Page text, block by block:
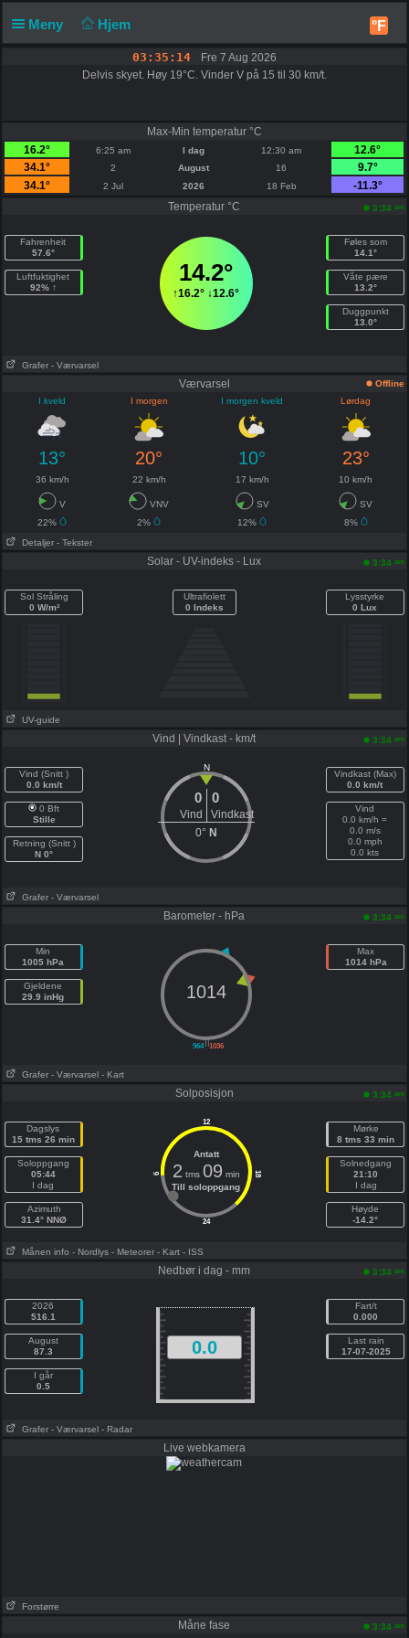
Meny Hjem °F
03:35:14
Fre 7 Aug 2026
Delvis skyet. Høy 19°C. Vinder V på 15 til 30 km/t.
Max-Min temperatur °C
16.2°
6:25 am I dag 12:30 am
12.6°
34.1°
2 August 16
9.7°
34.1°
2 Jul 2026 18 Feb
-11.3°
Temperatur °C
3:34 am
Fahrenheit
57.6°
Luftfuktighet
92% ↑
14.2°
↑16.2° ↓12.6°
Føles som
14.1°
Våte pære
13.2°
Duggpunkt
13.0°
Grafer - Værvarsel
Værvarsel
Offline
I kveld
I morgen I morgen kveld Lørdag
13° 20° 10° 23°
36 km/h 22 km/h 17 km/h 10 km/h
V VNV SV
SV
22%
2% 12%
8%
Detaljer - Tekster
Solar - UV-indeks - Lux 3:34 am
Sol Stråling
0 W/m²
Ultrafiolett
0 Indeks
Lysstyrke
0 Lux
UV-guide
Vind | Vindkast - km/t 3:34 am
Vind (Snitt )
0.0 km/t
0 Bft
Stille
Retning (Snitt )
N 0°
N
0 0
Vind
Vindkast
0° N
Vindkast (Max)
0.0 km/t
Vind
0.0 km/h =
0.0 m/s
0.0 mph
0.0 kts
Grafer - Værvarsel
Barometer - hPa 3:34 am
Min
1005 hPa
Gjeldene
29.9 inHg
||
964 1036
1014
Max
1014 hPa
Grafer - Værvarsel - Kart
Solposisjon 3:34 am
Dagslys
15 tms 26 min
Soloppgang
05:44
I dag
Azimuth
31.4° NNØ
12
24
6 18
Antatt
2 tms 09min
Till soloppgang
Mørke
8 tms 33 min
Solnedgang
21:10
I dag
Høyde
-14.2°
Månen info - Nordlys - Meteorer - Kart - ISS
Nedbør i dag - mm 3:34 am
2026
516.1
August
87.3
I går
0.5
0.0
Fart/t
0.000
Last rain
17-07-2025
Grafer - Værvarsel - Radar
Live webkamera
Forstørre
Måne fase 3:34 am